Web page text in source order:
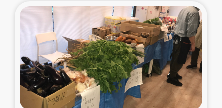
タイ国境ミャンマー移民子ども支援
漁民によるマングローブ植林活動
レバノンでのシリア難民への食糧・越冬支援
レバノンにおける緊急支援